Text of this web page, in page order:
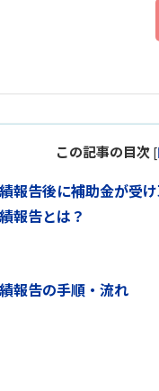
この記事の目次 [
報告後に補助金が受
報告とは？
報告の手順・流れ